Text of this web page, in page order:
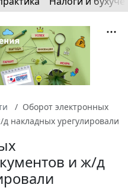
Оборот электронных
накладных урегулировали
и ж/д